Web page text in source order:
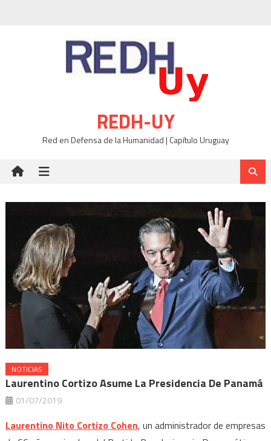
REDH-UY
Red en Defensa de la Humanidad | Capítulo Uruguay
NOTICIAS
Laurentino Cortizo Asume La Presidencia De Panamá
01/07/2019
Laurentino Nito Cortizo Cohen, un administrador de empresas